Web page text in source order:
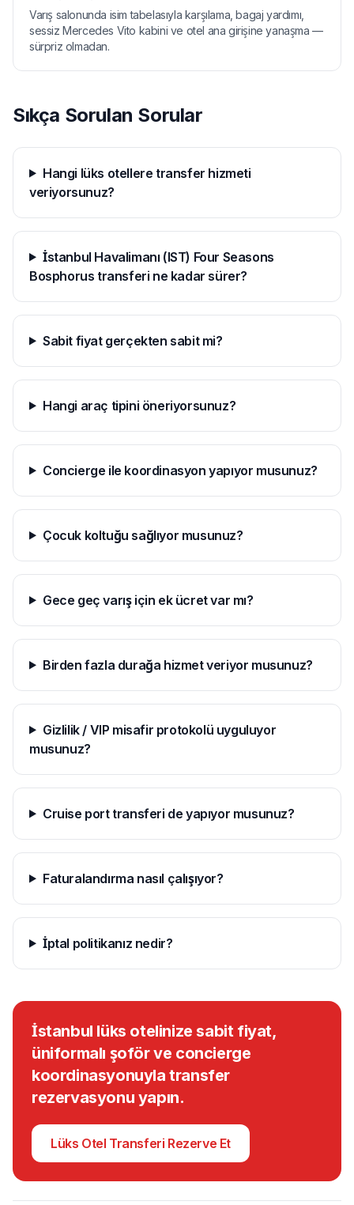
Varış salonunda isim tabelasıyla karşılama, bagaj yardımı,
sessiz Mercedes Vito kabini ve otel ana girişine yanaşma —
sürpriz olmadan.
Sıkça Sorulan Sorular
Hangi lüks otellere transfer hizmeti
veriyorsunuz?
İstanbul Havalimanı (IST) Four Seasons
Bosphorus transferi ne kadar sürer?
Sabit fiyat gerçekten sabit mi?
Hangi araç tipini öneriyorsunuz?
Concierge ile koordinasyon yapıyor musunuz?
Çocuk koltuğu sağlıyor musunuz?
Gece geç varış için ek ücret var mı?
Birden fazla durağa hizmet veriyor musunuz?
Gizlilik / VIP misafir protokolü uyguluyor
musunuz?
Cruise port transferi de yapıyor musunuz?
Faturalandırma nasıl çalışıyor?
İptal politikanız nedir?
İstanbul lüks otelinize sabit fiyat,
üniformalı şoför ve concierge
koordinasyonuyla transfer
rezervasyonu yapın.
Lüks Otel Transferi Rezerve Et